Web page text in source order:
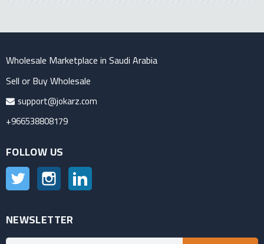
Wholesale Marketplace in Saudi Arabia
Sell or Buy Wholesale
support@jokarz.com
+966538808179
FOLLOW US
Twitter Instagram
NEWSLETTER